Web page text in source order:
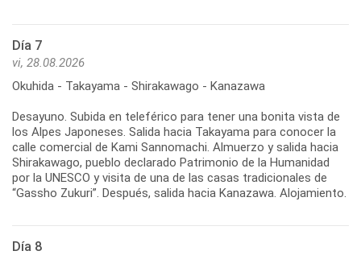
Día 7
vi, 28.08.2026
Okuhida - Takayama - Shirakawago - Kanazawa
Desayuno. Subida en teleférico para tener una bonita vista de
los Alpes Japoneses. Salida hacia Takayama para conocer la
calle comercial de Kami Sannomachi. Almuerzo y salida hacia
Shirakawago, pueblo declarado Patrimonio de la Humanidad
por la UNESCO y visita de una de las casas tradicionales de
“Gassho Zukuri”. Después, salida hacia Kanazawa. Alojamiento.
Día 8